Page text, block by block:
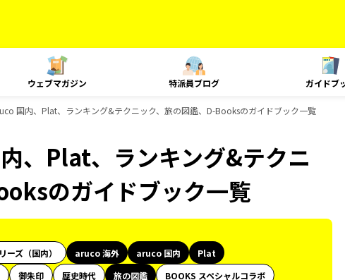
ウェブマガジン 特派員ブログ ガイドブ
国内、Plat、ランキング&テクニック、旅の図鑑、D-Booksのガイドブック一覧
、Plat、ランキング&テクニ
のガイドブック一覧
ーズ（国内） aruco 海外 aruco 国内
Plat
御朱印 歴史時代 旅の図鑑
BOOKS スペシャルコラボ